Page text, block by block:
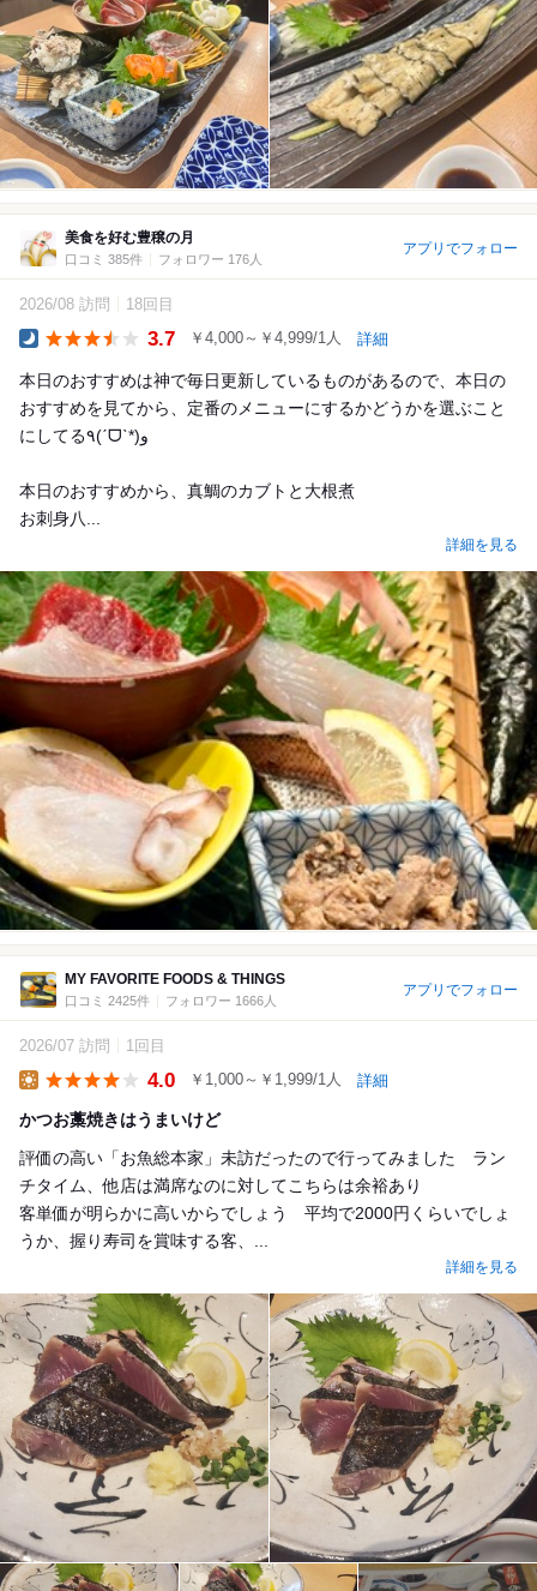
美食を好む豊穣の月
口コミ 385件 フォロワー 176人
アプリでフォロー
2026/08 訪問 18回目
3.7 ￥4,000～￥4,999/1人 詳細
本日のおすすめは神で毎日更新しているものがあるので、本日の
おすすめを見てから、定番のメニューにするかどうかを選ぶこと
にしてる٩(ˊᗜˋ*)و
本日のおすすめから、真鯛のカブトと大根煮
お刺身八...
詳細を見る
MY FAVORITE FOODS & THINGS
口コミ 2425件 フォロワー 1666人
アプリでフォロー
2026/07 訪問 1回目
4.0 ￥1,000～￥1,999/1人 詳細
かつお藁焼きはうまいけど
評価の高い「お魚総本家」未訪だったので行ってみました ラン
チタイム、他店は満席なのに対してこちらは余裕あり
客単価が明らかに高いからでしょう 平均で2000円くらいでしょ
うか、握り寿司を賞味する客、...
詳細を見る